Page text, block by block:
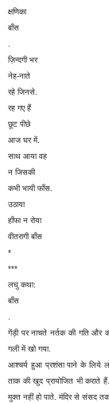
क्षणिका
बाँस
ज़िन्दगी भर
नेह-नाते
रहे जिनसे.
रह गए हैं
छूट पीछे
आज घर में.
साथ आया वह
न जिसकी
कभी भायी फाँस.
उठाया
हाँफा न रोया
वीतरागी बाँस
*
***
लघु कथा:
बाँस
गेंड़ी पर नाचते नर्तक की गति
गली में खो गया.
आश्चर्य हुआ प्रशंसा पाने के लिये
ताक की खुद प्रायोजित भी कराते
मुक्त नहीं हो पाते. मंदिर से संसद तक